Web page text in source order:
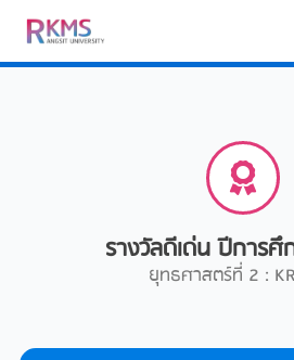
content
รางวัลดีเด่น ปีการ
ยุทธศาสตร์ที่ 2 :